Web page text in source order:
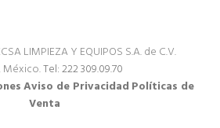
LIMPIEZA Y EQUIPOS S.A. de C.V.
México.Tel: 222 309.09.70
Aviso de Privacidad Políticas de
Venta